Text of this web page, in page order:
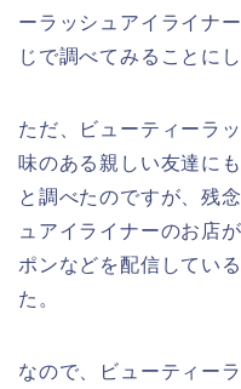
ーラッシュアイライナ
じで調べてみることにし
ただ、ビューティーラ
味のある親しい友達に
と調べたのですが、残
ュアイライナーのお店
ポンなどを配信してい
た。
なので、ビューティー